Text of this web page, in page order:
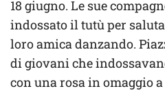
18 giugno. Le sue
indossato il tutù per
loro amica danzando.
di giovani che
con una rosa in omaggio